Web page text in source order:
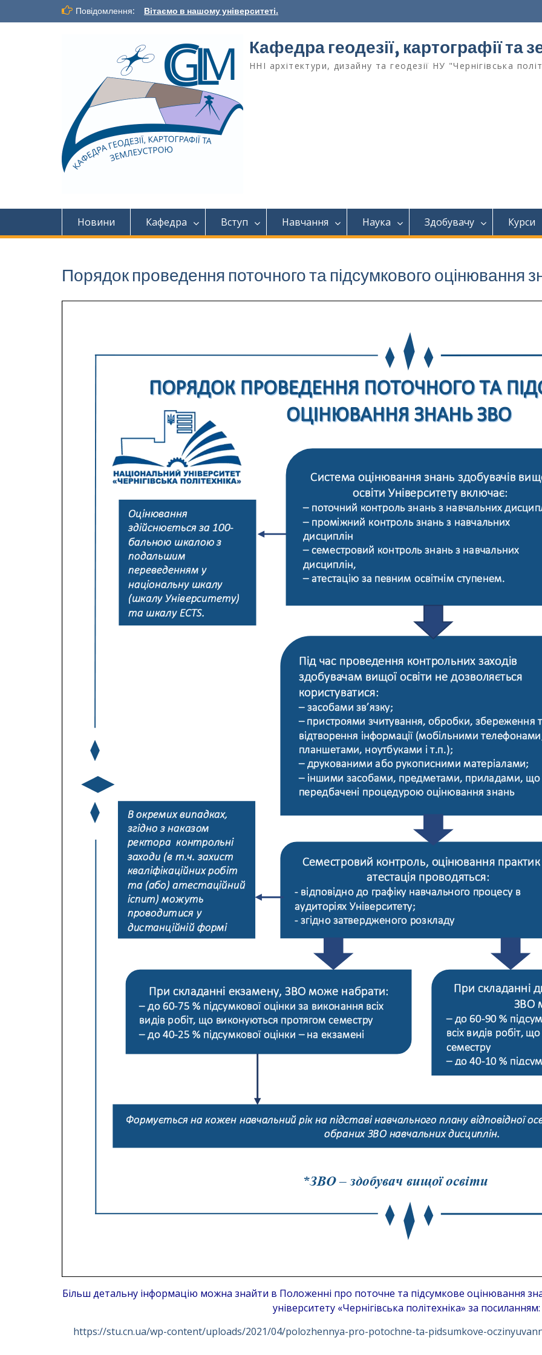
Повідомлення: Вітаємо в нашому університеті.
Кафедра геодезії, картографії та
ННІ архітектури, дизайну та геодезії НУ "Чернігівська
Новини Кафедра Вступ Навчання Наука Здобувачу Курси
Порядок проведення поточного та підсумкового оцінювання
Більш детальну інформацію можна знайти в Положенні про поточне та підсумкове оцінювання
університету «Чернігівська політехніка» за посиланням:
https://stu.cn.ua/wp-content/uploads/2021/04/polozhennya-pro-potochne-ta-pidsumkove-